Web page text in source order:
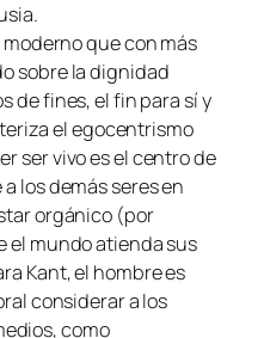
que con más
sobre la dignidad
de fines, el fin para sí y
el egocentrismo
ser vivo es el centro de
los demás seres en
orgánico (por
el mundo atienda sus
Kant, el hombre es
considerar a los
como